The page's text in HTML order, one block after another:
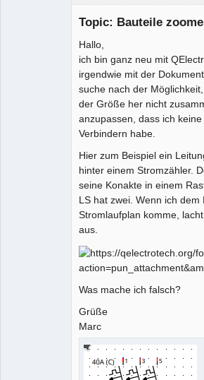
Manual 0.8_cs
Google_Search
Topic: Bauteile
Hallo,
ich bin ganz neu mit
irgendwie mit der
suche nach der
der Größe her nicht
anzupassen, dass ich
Verbindern habe.
Hier zum Beispiel ein
hinter einem Stromzähler.
seine Konakte in einem
LS hat zwei. Wenn ich
Stromlaufplan komme,
aus.
Was mache ich falsch?
Grüße
Marc